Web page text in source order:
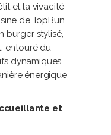
et la vivacité
de TopBun.
burger stylisé,
entouré du
dynamiques
énergique
et